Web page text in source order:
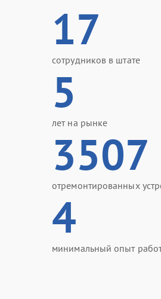
17
сотрудников в штате
5
лет на рынке
3507
отремонтированных
4
минимальный опыт